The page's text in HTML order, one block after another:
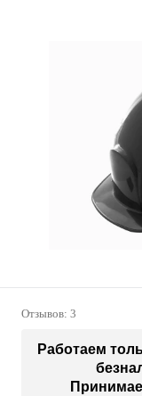
Отзывов: 3
Работаем